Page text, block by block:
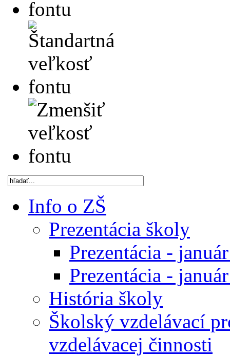
Info o ZŠ
Prezentácia školy
Prezentácia -
Prezentácia -
História školy
Školský vzdelávací
vzdelávacej činnosti